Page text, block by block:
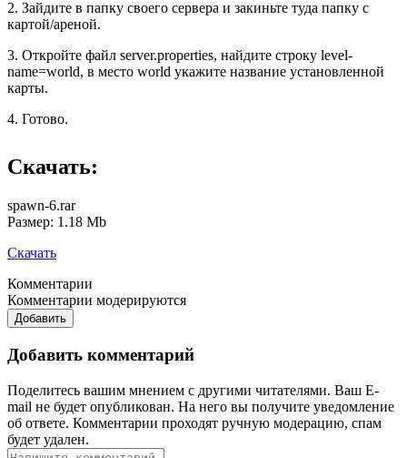
2. Зайдите в папку своего сервера и закиньте туда папку с
картой/ареной.
3. Откройте файл server.properties, найдите строку level-
name=world, в место world укажите название установленной
карты.
4. Готово.
Скачать:
spawn-6.rar
Размер: 1.18 Mb
Скачать
Комментарии
Комментарии модерируются
Добавить
Добавить комментарий
Поделитесь вашим мнением с другими читателями. Ваш E-
mail не будет опубликован. На него вы получите уведомление
об ответе. Комментарии проходят ручную модерацию, спам
будет удален.